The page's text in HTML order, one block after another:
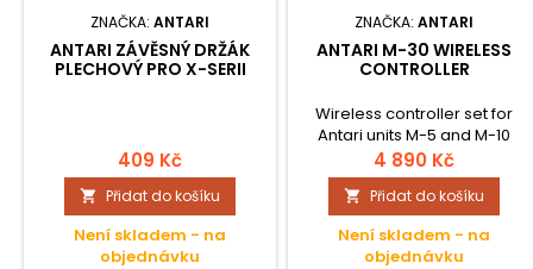
ZNAČKA: ANTARI
ANTARI ZÁVĚSNÝ DRŽÁK
PLECHOVÝ PRO X-SERII
409 Kč
 Přidat do košíku
Není skladem - na
objednávku
ZNAČKA: ANTARI
ANTARI M-30 WIRELESS
CONTROLLER
Wireless controller set for
Antari units M-5 and M-10
4 890 Kč
 Přidat do košíku
Není skladem - na
objednávku